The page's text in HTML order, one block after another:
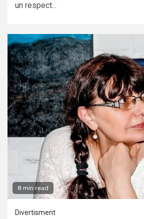
un respect...
8 min read
Divertisment